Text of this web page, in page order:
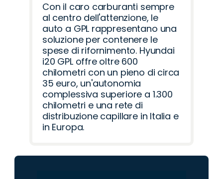
Con il caro carburanti sempre
al centro dell'attenzione, le
auto a GPL rappresentano una
soluzione per contenere le
spese di rifornimento. Hyundai
i20 GPL offre oltre 600
chilometri con un pieno di circa
35 euro, un'autonomia
complessiva superiore a 1.300
chilometri e una rete di
distribuzione capillare in Italia e
in Europa.